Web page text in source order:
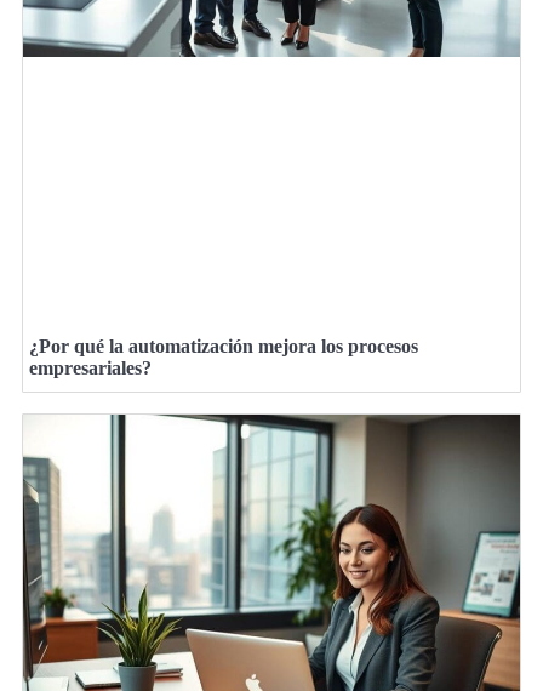
¿Por qué la automatización mejora los procesos
empresariales?